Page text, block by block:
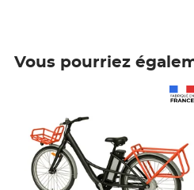
Vous pourriez